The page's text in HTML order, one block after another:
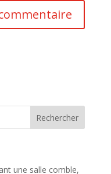
une salle comble,